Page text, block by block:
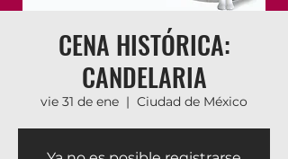
CENA HISTÓRICA:
CANDELARIA
vie 31 de ene
  |
Ciudad de México